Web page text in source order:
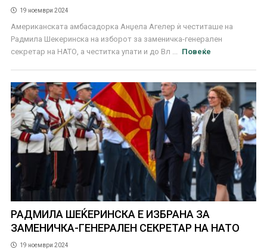
19 ноември 2024
Американската амбасадорка Анџела Агелер ѝ честиташе на
Радмила Шекеринска на изборот за заменичка-генерален
секретар на НАТО, а честитка упати и до Вл ...
Повеќе
РАДМИЛА ШЕЌЕРИНСКА Е ИЗБРАНА ЗА
ЗАМЕНИЧКА-ГЕНЕРАЛЕН СЕКРЕТАР НА НАТО
19 ноември 2024